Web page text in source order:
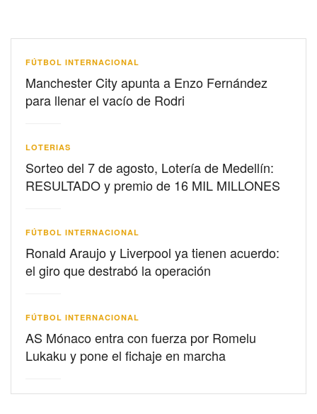
FÚTBOL INTERNACIONAL
Manchester City apunta a Enzo Fernández
para llenar el vacío de Rodri
LOTERIAS
Sorteo del 7 de agosto, Lotería de Medellín:
RESULTADO y premio de 16 MIL MILLONES
FÚTBOL INTERNACIONAL
Ronald Araujo y Liverpool ya tienen acuerdo:
el giro que destrabó la operación
FÚTBOL INTERNACIONAL
AS Mónaco entra con fuerza por Romelu
Lukaku y pone el fichaje en marcha